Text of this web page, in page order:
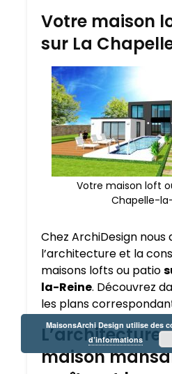
Votre maison
sur La
Votre maison loft
Chapelle-
Chez ArchiDesign nous
l’architecture et la
maisons lofts ou patio
la-Reine. Découvrez
les plans
L’architecture
maison
MaisonsArchi Design utilise des
d’informations